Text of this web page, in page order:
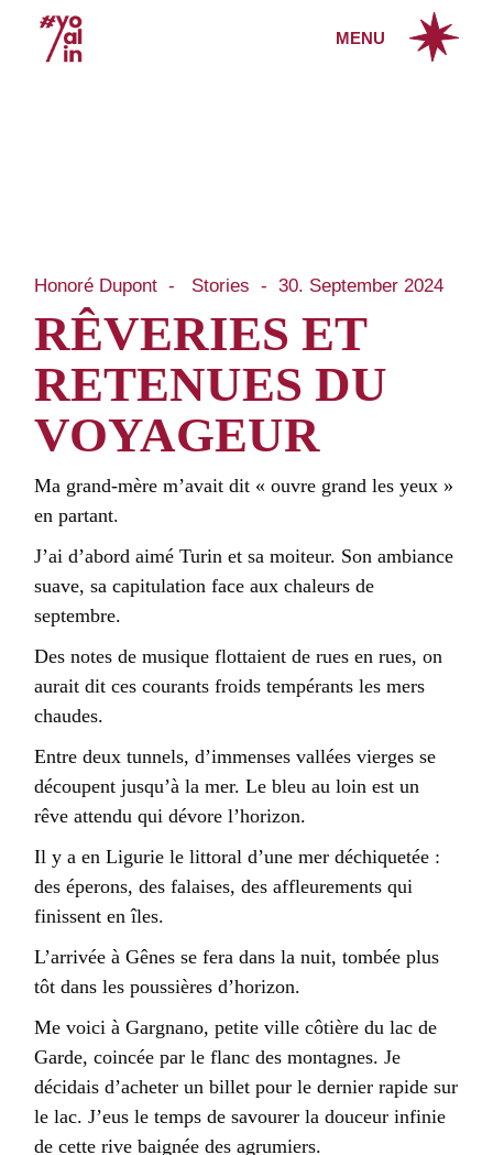
content
MENU
Honoré Dupont Stories 30. September 2024
RÊVERIES ET
RETENUES DU
VOYAGEUR
Ma grand-mère m’avait dit « ouvre grand les yeux »
en partant.
J’ai d’abord aimé Turin et sa moiteur. Son ambiance
suave, sa capitulation face aux chaleurs de
septembre.
Des notes de musique flottaient de rues en rues, on
aurait dit ces courants froids tempérants les mers
chaudes.
Entre deux tunnels, d’immenses vallées vierges se
découpent jusqu’à la mer. Le bleu au loin est un
rêve attendu qui dévore l’horizon.
Il y a en Ligurie le littoral d’une mer déchiquetée :
des éperons, des falaises, des affleurements qui
finissent en îles.
L’arrivée à Gênes se fera dans la nuit, tombée plus
tôt dans les poussières d’horizon.
Me voici à Gargnano, petite ville côtière du lac de
Garde, coincée par le flanc des montagnes. Je
décidais d’acheter un billet pour le dernier rapide sur
le lac. J’eus le temps de savourer la douceur infinie
de cette rive baignée des agrumiers.